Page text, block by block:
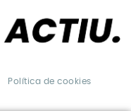
Política de cookies